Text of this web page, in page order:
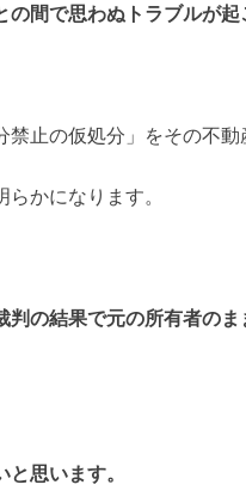
間で思わぬトラブルが起
止の仮処分」をその不動
かになります。
判の結果で元の所有者のま
思います。